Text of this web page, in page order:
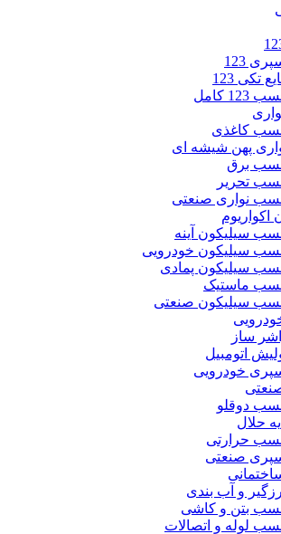
123
تکی 123
123 کامل
کاغذی
پهن شیشه ای
برق
تحریر
نواری صنعتی
اکواریوم
سیلیکون آینه
سیلیکون خودرویی
سیلیکون پمادی
ماستیک
سیلیکون صنعتی
ساز
اتومبیل
خودرویی
دوقلو
حلال
حرارتی
صنعتی
و آب بندی
بتن و کاشی
لوله و اتصالات